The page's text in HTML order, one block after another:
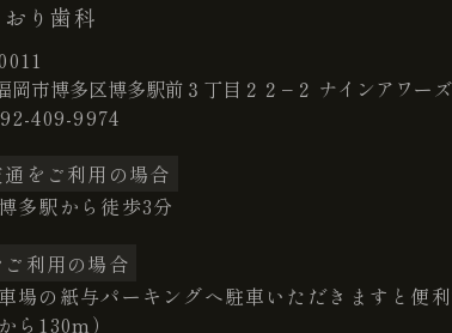
り歯科
岡市博多区博多駅前３丁目２２−２ ナインアワー
409-9974
をご利用の場合
多駅から徒歩3分
利用の場合
場の紙与パーキングへ駐車いただきますと便
ら130m）